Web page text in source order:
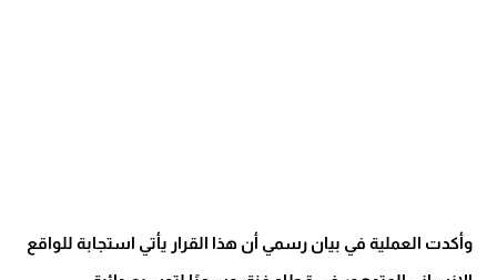
وأكدت العملية في بيان رسمي أن هذا القرار يأتي استجابة للواقع